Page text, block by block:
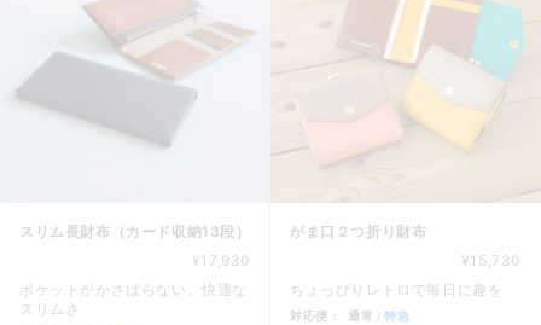
スリム長財布（カード収納13段）
¥17,930
ポケットがかさばらない、快適な
スリムさ
がま口２つ折り財布
¥15,730
ちょっぴりレトロで毎日に趣を
対応便： 通常 特急